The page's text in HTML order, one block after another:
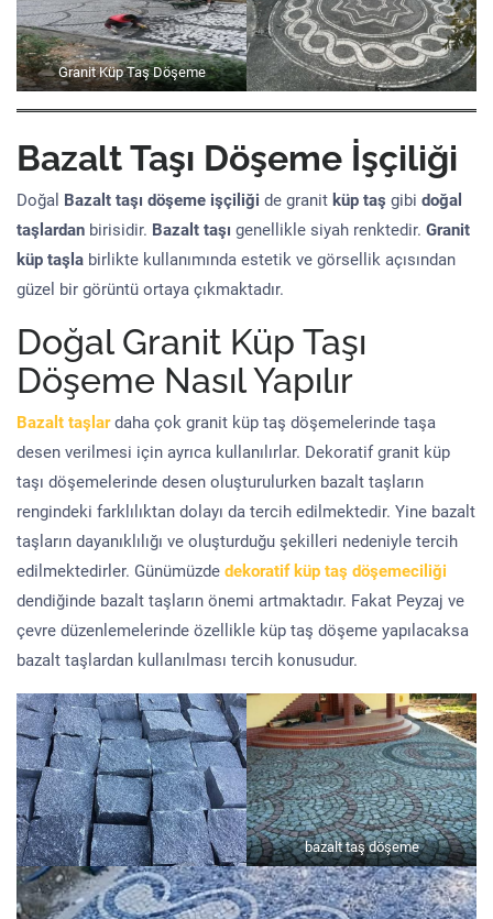
Granit Küp Taş Döşeme
Bazalt Taşı Döşeme İşçiliği
Doğal Bazalt taşı döşeme işçiliği de granit küp taş gibi doğal
taşlardan birisidir. Bazalt taşı genellikle siyah renktedir. Granit
küp taşla birlikte kullanımında estetik ve görsellik açısından
güzel bir görüntü ortaya çıkmaktadır.
Doğal Granit Küp Taşı
Döşeme Nasıl Yapılır
Bazalt taşlardaha çok granit küp taş döşemelerinde taşa
desen verilmesi için ayrıca kullanılırlar. Dekoratif granit küp
taşı döşemelerinde desen oluşturulurken bazalt taşların
rengindeki farklılıktan dolayı da tercih edilmektedir. Yine bazalt
taşların dayanıklılığı ve oluşturduğu şekilleri nedeniyle tercih
edilmektedirler. Günümüzde dekoratif küp taş döşemeciliği
dendiğinde bazalt taşların önemi artmaktadır. Fakat Peyzaj ve
çevre düzenlemelerinde özellikle küp taş döşeme yapılacaksa
bazalt taşlardan kullanılması tercih konusudur.
bazalt taş döşeme